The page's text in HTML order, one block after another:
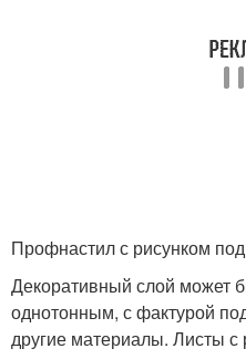
Профнастил с рисунком
Декоративный слой может
однотонным, с фактурой
другие материалы. Листы с